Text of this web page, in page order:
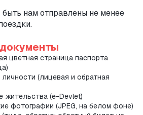
нам отправлены не менее
цветная страница паспорта
(лицевая и обратная
жительства (e-Devlet)
фотографии (JPEG, на белом фоне)